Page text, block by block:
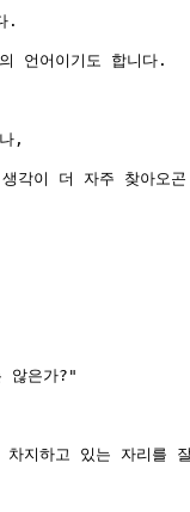
.
언어이기도 합니다.
,
각이 더 자주 찾아오
않은가?"
차지하고 있는 자리를